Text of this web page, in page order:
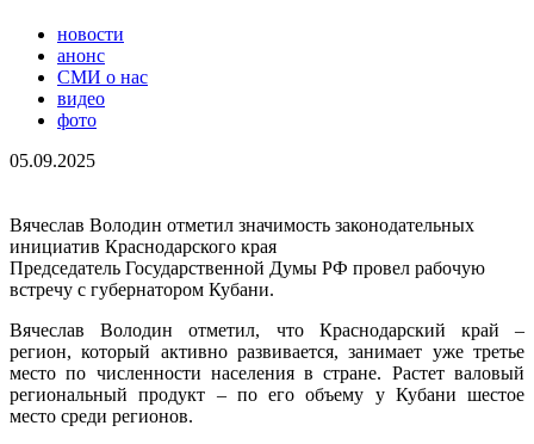
новости
анонс
СМИ о нас
видео
фото
05.09.2025
Вячеслав Володин отметил значимость законодательных
инициатив Краснодарского края
Председатель Государственной Думы РФ провел рабочую
встречу с губернатором Кубани.
Вячеслав Володин отметил, что Краснодарский край –
регион, который активно развивается, занимает уже третье
место по численности населения в стране. Растет валовый
региональный продукт – по его объему у Кубани шестое
место среди регионов.